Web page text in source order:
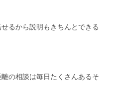
るから説明もきちんとできる
の相談は毎日たくさんあるそ